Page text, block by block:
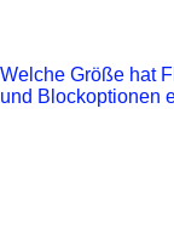
Welche Größe hat
und Blockoptionen